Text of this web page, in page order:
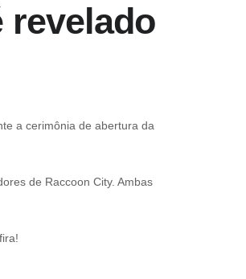
revelado
a cerimônia de abertura da
de Raccoon City. Ambas